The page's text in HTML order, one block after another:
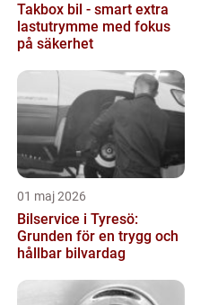
Takbox bil - smart extra
lastutrymme med fokus
på säkerhet
01 maj 2026
Bilservice i Tyresö:
Grunden för en trygg och
hållbar bilvardag